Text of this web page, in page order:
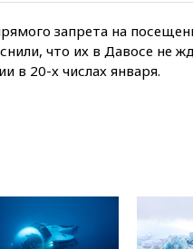
запрета на
что их в Давосе не
в 20-х числах января.